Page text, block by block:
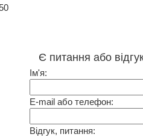
Є питання або
Ім'я:
E-mail або телефон:
Відгук, питання: